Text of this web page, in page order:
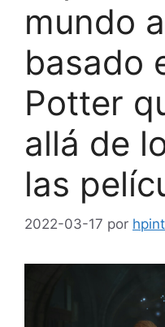
mundo
basado
Potter
allá de
las
2022-03-17 por